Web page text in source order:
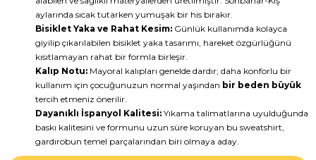
aylarında sıcak tutarken yumuşak bir his bırakır.
Bisiklet Yaka ve Rahat Kesim: Günlük kullanımda kolayca
giyilip çıkarılabilen bisiklet yaka tasarımı, hareket özgürlüğünü
kısıtlamayan rahat bir formla birleşir.
Kalıp Notu: Mayoral kalıpları genelde dardır; daha konforlu bir
kullanım için çocuğunuzun normal yaşından bir beden büyük
tercih etmeniz önerilir.
Dayanıklı İspanyol Kalitesi: Yıkama talimatlarına uyulduğunda
baskı kalitesini ve formunu uzun süre koruyan bu sweatshirt,
gardırobun temel parçalarından biri olmaya aday.